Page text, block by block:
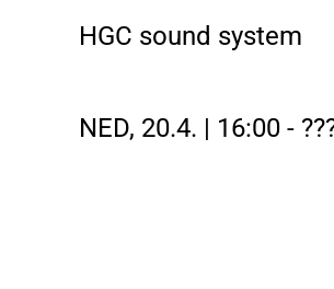
HGC sound system
NED, 20.4. | 16:00 -